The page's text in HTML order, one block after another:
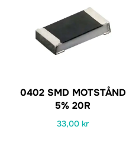
0402 SMD MOTSTÅND
5% 20R
33,00kr